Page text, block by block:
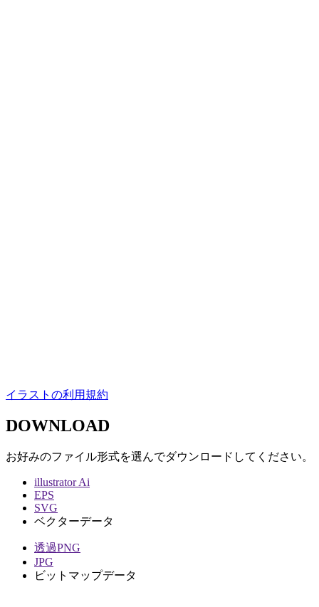
イラストの利用規約
DOWNLOAD
お好みのファイル形式を選んでダウンロードしてください。
illustrator Ai
EPS
SVG
ベクターデータ
透過PNG
JPG
ビットマップデータ